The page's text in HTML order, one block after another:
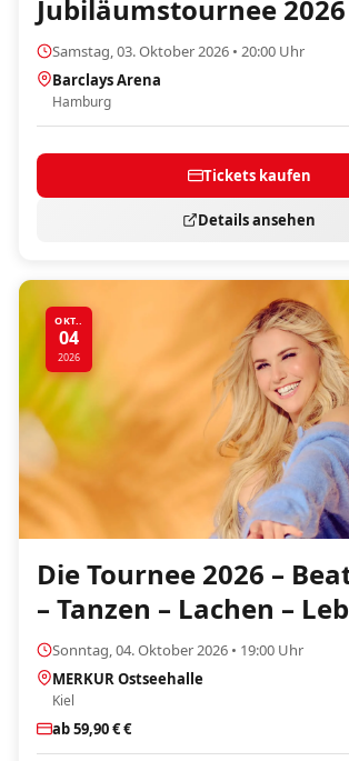
Jubiläumstournee 2026
Samstag, 03. Oktober 2026 • 20:00 Uhr
Barclays Arena
Hamburg
Tickets kaufen
Details ansehen
OKT..
04
2026
Die Tournee 2026 –
– Tanzen – Lachen –
Sonntag, 04. Oktober 2026 • 19:00 Uhr
MERKUR Ostseehalle
Kiel
ab 59,90 € €